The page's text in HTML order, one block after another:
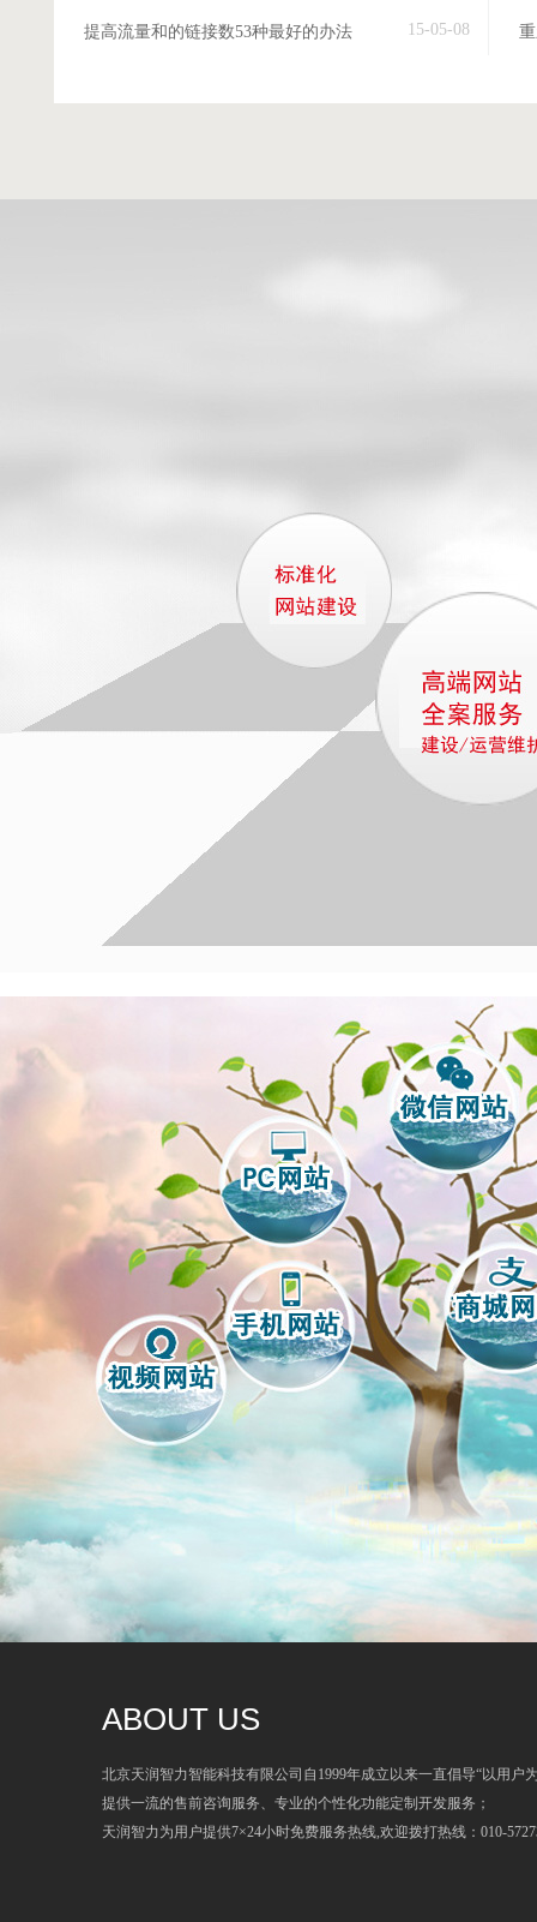
提高流量和的链接数53种最好的办法 15-05-08
ABOUT US
北京天润智力智能科技有限公司自1999年成立以来一直倡导“以用户
提供一流的售前咨询服务、专业的个性化功能定制开发服务；
天润智力为用户提供7×24小时免费服务热线,欢迎拨打热线：010-